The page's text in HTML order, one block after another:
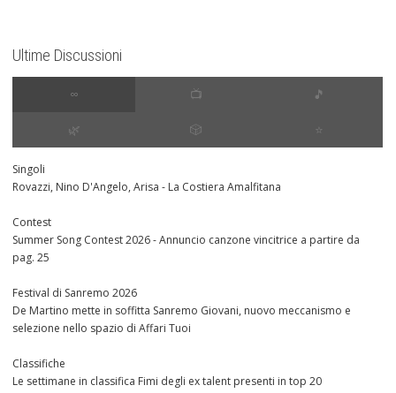
Ultime Discussioni
∞ 📺 🎵
🌿 🎲 ⭐️
Singoli
Rovazzi, Nino D'Angelo, Arisa - La Costiera Amalfitana
Contest
Summer Song Contest 2026 - Annuncio canzone vincitrice a partire da
pag. 25
Festival di Sanremo 2026
De Martino mette in soffitta Sanremo Giovani, nuovo meccanismo e
selezione nello spazio di Affari Tuoi
Classifiche
Le settimane in classifica Fimi degli ex talent presenti in top 20